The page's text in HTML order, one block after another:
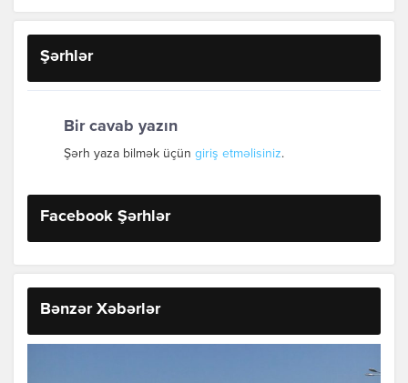
Şərhlər
Bir cavab yazın
Şərh yaza bilmək üçün giriş etməlisiniz.
Facebook Şərhlər
Bənzər Xəbərlər